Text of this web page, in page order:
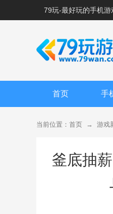
79玩-最好玩的手机游
首页 手
当前位置： 首页 → 游戏
釜底抽